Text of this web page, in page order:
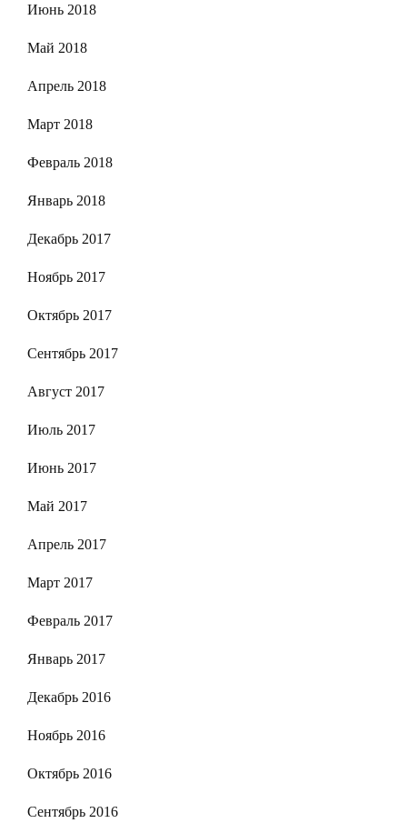
Июнь 2018
Май 2018
Апрель 2018
Март 2018
Февраль 2018
Январь 2018
Декабрь 2017
Ноябрь 2017
Октябрь 2017
Сентябрь 2017
Август 2017
Июль 2017
Июнь 2017
Май 2017
Апрель 2017
Март 2017
Февраль 2017
Январь 2017
Декабрь 2016
Ноябрь 2016
Октябрь 2016
Сентябрь 2016